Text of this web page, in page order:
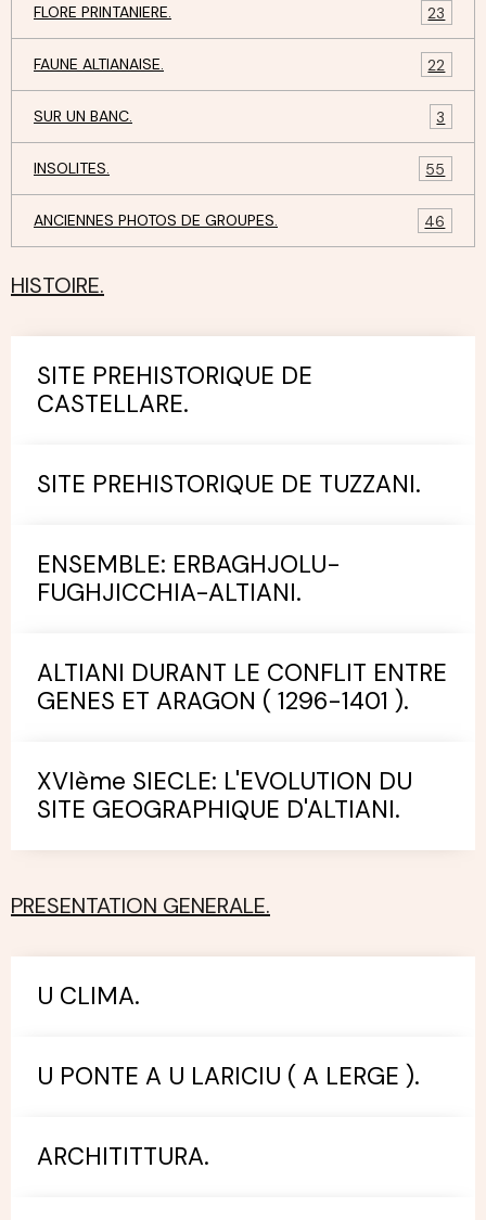
FLORE PRINTANIERE. 23
FAUNE ALTIANAISE. 22
SUR UN BANC. 3
INSOLITES. 55
ANCIENNES PHOTOS DE GROUPES. 46
HISTOIRE.
SITE PREHISTORIQUE DE
CASTELLARE.
SITE PREHISTORIQUE DE TUZZANI.
ENSEMBLE: ERBAGHJOLU-
FUGHJICCHIA-ALTIANI.
ALTIANI DURANT LE CONFLIT ENTRE
GENES ET ARAGON ( 1296-1401 ).
XVIème SIECLE: L'EVOLUTION DU
SITE GEOGRAPHIQUE D'ALTIANI.
PRESENTATION GENERALE.
U CLIMA.
U PONTE A U LARICIU ( A LERGE ).
ARCHITITTURA.